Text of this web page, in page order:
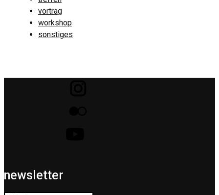
vortrag
workshop
sonstiges
newsletter